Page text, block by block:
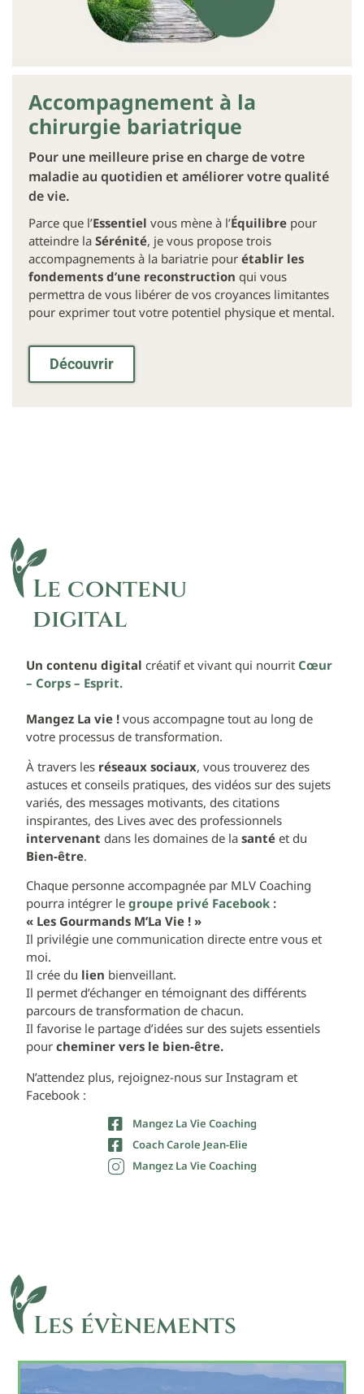
Accompagnement à la
chirurgie bariatrique
Pour une meilleure prise en charge de votre
maladie au quotidien et améliorer votre qualité
de vie.
Parce que l’Essentielvous mène à l’Équilibrepour
atteindre laSérénité, je vous propose trois
accompagnements à la bariatrie pourétablir les
fondements d’une reconstructionqui vous
permettra de vous libérer de vos croyances limitantes
pour exprimer tout votre potentiel physique et mental.
Découvrir
Le contenu
digital
Un contenu digitalcréatif et vivant qui nourritCœur
– Corps – Esprit.
Mangez La vie !vous accompagne tout au long de
votre processus de transformation.
À travers lesréseaux sociaux, vous trouverez des
astuces et conseils pratiques, des vidéos sur des sujets
variés, des messages motivants, des citations
inspirantes, des Lives avec des professionnels
intervenantdans les domaines de lasantéet du
Bien-être.
Chaque personne accompagnée par MLV Coaching
pourra intégrer legroupe privé Facebook :
« Les Gourmands M’La Vie ! »
Il privilégie une communication directe entre vous et
moi.
Il crée dulienbienveillant.
Il permet d’échanger en témoignant des différents
parcours de transformation de chacun.
Il favorise le partage d’idées sur des sujets essentiels
pourcheminer vers le bien-être.
N’attendez plus, rejoignez-nous sur Instagram et
Facebook :
Mangez La Vie Coaching
Coach Carole Jean-Elie
Mangez La Vie Coaching
Les évènements